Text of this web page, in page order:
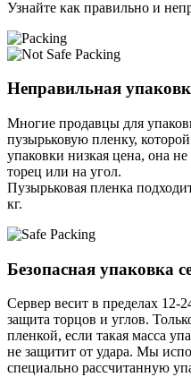
Узнайте как правильно и
Неправильная
Многие продавцы для
пузырьковую пленку,
упаковки низкая цена, она
торец или на угол.
Пузырьковая пленка
кг.
Безопасная упаковка
Сервер весит в пределах 12-
защита торцов и углов.
пленкой, если такая масса
не защитит от удара. Мы
специально расcчитанную